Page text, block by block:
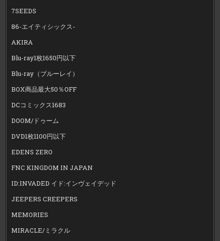
7SEEDS
86-エイティシックス-
AKIRA
Blu-ray1枚1650円以下
Blu-ray（ブルーレイ）
BOX商品最大50％OFF
DCコミックス1683
DOOM/ドゥーム
DVD1枚1100円以下
EDENS ZERO
FNC KINGDOM IN JAPAN
ID:INVADED イド:インヴェイデッド
JEEPERS CREEPERS
MEMORIES
MIRACLE/ミラクル